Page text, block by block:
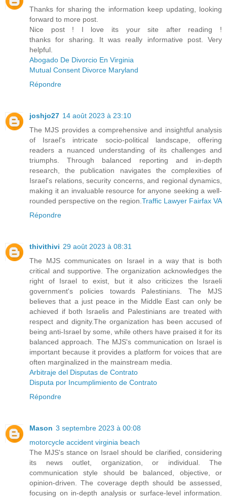
Thanks for sharing the information keep updating, looking
forward to more post.
Nice post ! I love its your site after reading !
thanks for sharing. It was really informative post. Very
helpful.
Abogado De Divorcio En Virginia
Mutual Consent Divorce Maryland
Répondre
joshjo27 14 août 2023 à 23:10
The MJS provides a comprehensive and insightful analysis
of Israel's intricate socio-political landscape, offering
readers a nuanced understanding of its challenges and
triumphs. Through balanced reporting and in-depth
research, the publication navigates the complexities of
Israel's relations, security concerns, and regional dynamics,
making it an invaluable resource for anyone seeking a well-
rounded perspective on the region. Traffic Lawyer Fairfax VA
Répondre
thivithivi 29 août 2023 à 08:31
The MJS communicates on Israel in a way that is both
critical and supportive. The organization acknowledges the
right of Israel to exist, but it also criticizes the Israeli
government's policies towards Palestinians. The MJS
believes that a just peace in the Middle East can only be
achieved if both Israelis and Palestinians are treated with
respect and dignity.The organization has been accused of
being anti-Israel by some, while others have praised it for its
balanced approach. The MJS's communication on Israel is
important because it provides a platform for voices that are
often marginalized in the mainstream media.
Arbitraje del Disputas de Contrato
Disputa por Incumplimiento de Contrato
Répondre
Mason 3 septembre 2023 à 00:08
motorcycle accident virginia beach
The MJS's stance on Israel should be clarified, considering
its news outlet, organization, or individual. The
communication style should be balanced, objective, or
opinion-driven. The coverage depth should be assessed,
focusing on in-depth analysis or surface-level information.